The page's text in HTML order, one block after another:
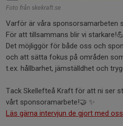
Foto från skekraft.se
Varför är våra sponsorsamarbeten
För att tillsammans blir vi
Det möjliggör för både oss och
och att sätta fokus på områden
t.ex. hållbarhet, jämställdhet och
Tack Skellefteå Kraft för att ni ser
vårt sponsoramarbete!🤝 ✨
Läs gärna intervjun de gjort med